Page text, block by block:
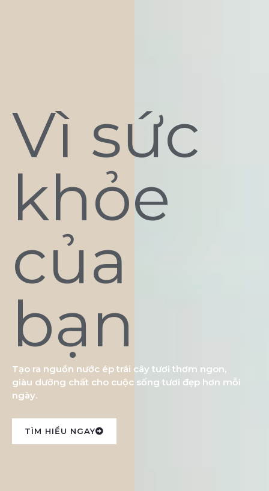
Vì sức
khỏe
của
bạn
Tạo ra nguồn nước ép trái cây tươi thơm ngon,
giàu dưỡng chất cho cuộc sống tươi đẹp hơn mỗi
ngày.
TÌM HIỂU NGAY